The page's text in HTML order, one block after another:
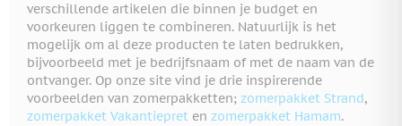
verschillende artikelen die binnen je budget en
voorkeuren liggen te combineren. Natuurlijk is het
mogelijk om al deze producten te laten bedrukken,
bijvoorbeeld met je bedrijfsnaam of met de naam van de
ontvanger. Op onze site vind je drie inspirerende
voorbeelden van zomerpakketten; zomerpakket Strand,
zomerpakket Vakantiepret en zomerpakket Hamam.